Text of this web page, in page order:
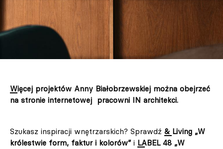
Więcej projektów Anny Białobrzewskiej można obejrzeć
na stronie internetowej pracowni IN architekci.
Szukasz inspiracji wnętrzarskich? Sprawdź & Living „W
królestwie form, faktur i kolorów” i LABEL 48 „W